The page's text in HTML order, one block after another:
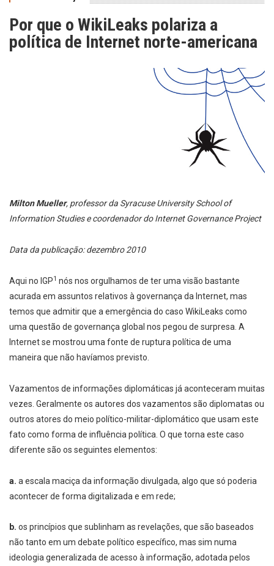
Por que o WikiLeaks polariza a
política de Internet norte-americana
Milton Mueller, professor da Syracuse University School of
Information Studies e coordenador do Internet Governance Project
Data da publicação: dezembro 2010
Aqui no IGP1 nós nos orgulhamos de ter uma visão bastante
acurada em assuntos relativos à governança da Internet, mas
temos que admitir que a emergência do caso WikiLeaks como
uma questão de governança global nos pegou de surpresa. A
Internet se mostrou uma fonte de ruptura política de uma
maneira que não havíamos previsto.
Vazamentos de informações diplomáticas já aconteceram muitas
vezes. Geralmente os autores dos vazamentos são diplomatas ou
outros atores do meio político-militar-diplomático que usam este
fato como forma de influência política. O que torna este caso
diferente são os seguintes elementos:
a. a escala maciça da informação divulgada, algo que só poderia
acontecer de forma digitalizada e em rede;
b. os princípios que sublinham as revelações, que são baseados
não tanto em um debate político específico, mas sim numa
ideologia generalizada de acesso à informação, adotada pelos